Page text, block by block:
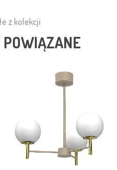
z kolekcji